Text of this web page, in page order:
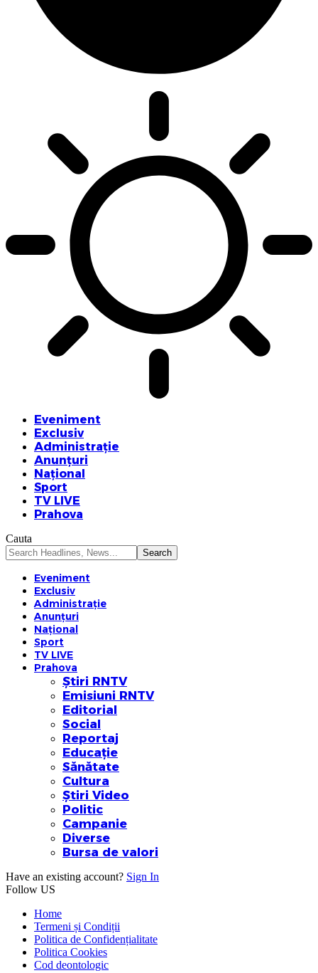
Eveniment
Exclusiv
Administrație
Anunțuri
Național
Sport
TV LIVE
Prahova
Cauta
Eveniment
Exclusiv
Administrație
Anunțuri
Național
Sport
TV LIVE
Prahova
Știri RNTV
Emisiuni RNTV
Editorial
Social
Reportaj
Educație
Sănătate
Cultura
Știri Video
Politic
Campanie
Diverse
Bursa de valori
Have an existing account? Sign In
Follow US
Home
Termeni și Condiții
Politica de Confidențialitate
Politica Cookies
Cod deontologic